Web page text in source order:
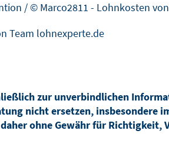
/ © Marco2811 - Lohnkosten
Team lohnexperte.de
zur unverbindlichen
nicht ersetzen, insbesondere
ohne Gewähr für